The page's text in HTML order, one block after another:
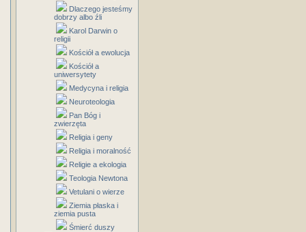
Dlaczego jesteśmy
dobrzy albo źli
Karol Darwin o
religii
Kościół a ewolucja
Kościół a
uniwersytety
Medycyna i religia
Neuroteologia
Pan Bóg i
zwierzęta
Religia i geny
Religia i moralność
Religie a ekologia
Teologia Newtona
Vetulani o wierze
Ziemia płaska i
ziemia pusta
Śmierć duszy